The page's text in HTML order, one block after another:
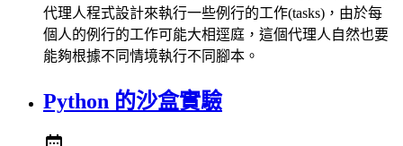
代理人程式設計來執行一些例行的工作(tasks)，由於每
個人的例行的工作可能大相逕庭，這個代理人自然也要
能夠根據不同情境執行不同腳本。
Python 的沙盒實驗